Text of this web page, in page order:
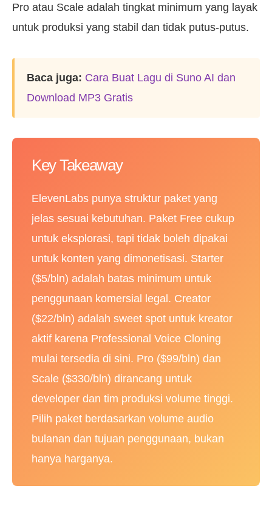
Pro atau Scale adalah tingkat minimum yang layak
untuk produksi yang stabil dan tidak putus-putus.
Baca juga: Cara Buat Lagu di Suno AI dan
Download MP3 Gratis
Key Takeaway
ElevenLabs punya struktur paket yang
jelas sesuai kebutuhan. Paket Free cukup
untuk eksplorasi, tapi tidak boleh dipakai
untuk konten yang dimonetisasi. Starter
($5/bln) adalah batas minimum untuk
penggunaan komersial legal. Creator
($22/bln) adalah sweet spot untuk kreator
aktif karena Professional Voice Cloning
mulai tersedia di sini. Pro ($99/bln) dan
Scale ($330/bln) dirancang untuk
developer dan tim produksi volume tinggi.
Pilih paket berdasarkan volume audio
bulanan dan tujuan penggunaan, bukan
hanya harganya.